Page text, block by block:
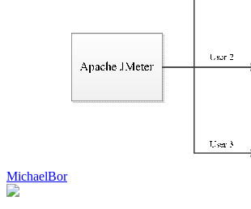
MichaelBor